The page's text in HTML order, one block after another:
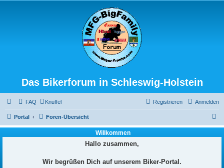
Das Bikerforum in Schleswig-Holstein
FAQ Knuffel Anmelden
Registrieren
Portal Foren-Übersicht
u
Willkommen
Hallo zusammen,
Wir begrüßen Dich auf unserem Biker-Portal.